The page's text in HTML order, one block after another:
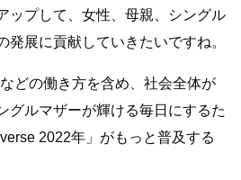
ップして、女性、母親、シングル
発展に貢献していきたいですね。
どの働き方を含め、社会全体が
グルマザーが輝ける毎日にするた
2022年」がもっと普及する